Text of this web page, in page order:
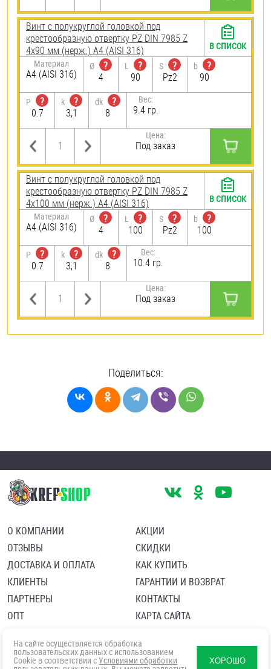
Винт с полукруглой головкой под
крестообразную отвертку PZ DIN 7985 Z
4х90 мм (нерж.) A4 (AISI 316)
Материал
A4 (AISI 316)
Ø
?
4
L
?
90
S
?
Pz2
b
?
90
P
?
0.7
k
?
3,1
dk
?
8
Вес:
9.4 гр.
Цена:
Под заказ
В СПИСОК
Винт с полукруглой головкой под
крестообразную отвертку PZ DIN 7985 Z
4х100 мм (нерж.) A4 (AISI 316)
Материал
A4 (AISI 316)
Ø
?
4
L
?
100
S
?
Pz2
b
?
100
P
?
0.7
k
?
3,1
dk
?
8
Вес:
10.4 гр.
Цена:
Под заказ
В СПИСОК
Поделиться:
О КОМПАНИИ
ОТЗЫВЫ
ДОСТАВКА И ОПЛАТА
КЛИЕНТЫ
ПАРТНЕРЫ
ОПТ
АКЦИИ
СКИДКИ
КАК КУПИТЬ
ГАРАНТИИ И ВОЗВРАТ
КОНТАКТЫ
КАРТА САЙТА
Политика в отношении обработки персональных данных
Согласие посетителя сайта на обработку персональных данны
На сайте осуществляется обработка
пользовательских данных с использованием
Cookie в соответствии с Условиями обработки ХОРОШО